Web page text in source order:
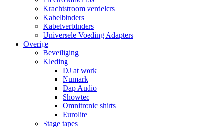
Krachtstroom verdelers
Kabelbinders
Kabelverbinders
Universele Voeding Adapters
Overige
Beveiliging
Kleding
DJ at work
Numark
Dap Audio
Showtec
Omnitronic shirts
Eurolite
Stage tapes